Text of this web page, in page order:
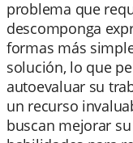
problema que
descomponga
formas más
solución, lo que
autoevaluar su
un recurso
buscan mejorar